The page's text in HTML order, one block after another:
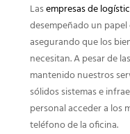
Lasempresas de
desempeñado un
asegurando que los
necesitan. A pesar de
mantenido nuestros
sólidos sistemas e
personal acceder a los
teléfono de la oficina.